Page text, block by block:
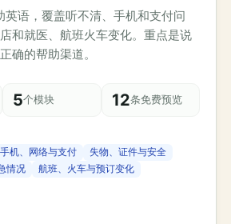
英语，覆盖听不清、手机和支付问
和就医、航班火车变化。重点是说
确的帮助渠道。
5个模块 12条免费预览
手机、网络与支付
失物、证件与安全
情况
航班、火车与预订变化